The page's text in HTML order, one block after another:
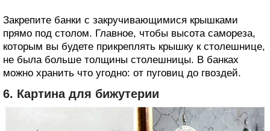
Закрепите банки с закручивающимися крышками
прямо под столом. Главное, чтобы высота самореза,
которым вы будете прикреплять крышку к столешнице,
не была больше толщины столешницы. В банках
можно хранить что угодно: от пуговиц до гвоздей.
6. Картина для бижутерии